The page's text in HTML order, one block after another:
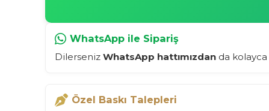
WhatsApp ile Sipariş
Dilerseniz WhatsApp hattımızdan da
Özel Baskı Talepleri